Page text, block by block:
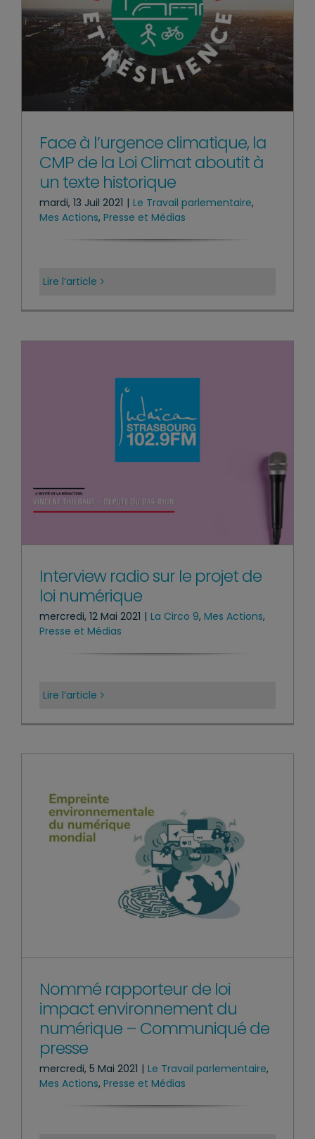
Face à l’urgence climatique, la
CMP de la Loi Climat aboutit à
un texte historique
mardi, 13 Juil 2021 | Le Travail parlementaire,
Mes Actions, Presse et Médias
Lire l’article
Interview radio sur le projet de
loi numérique
mercredi, 12 Mai 2021 | La Circo 9, Mes Actions,
Presse et Médias
Lire l’article
Nommé rapporteur de loi
impact environnement du
numérique – Communiqué de
presse
mercredi, 5 Mai 2021 | Le Travail parlementaire,
Mes Actions, Presse et Médias